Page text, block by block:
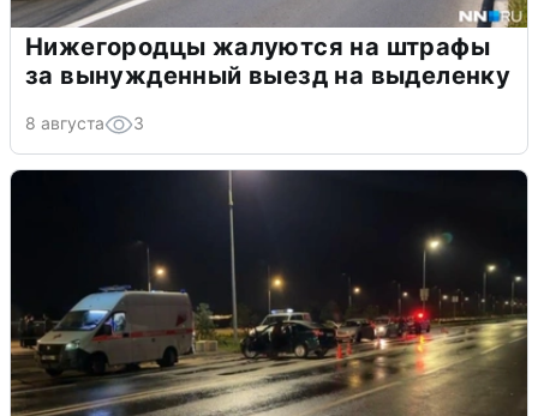
Нижегородцы жалуются на штрафы
за вынужденный выезд на выделенку
8 августа 3